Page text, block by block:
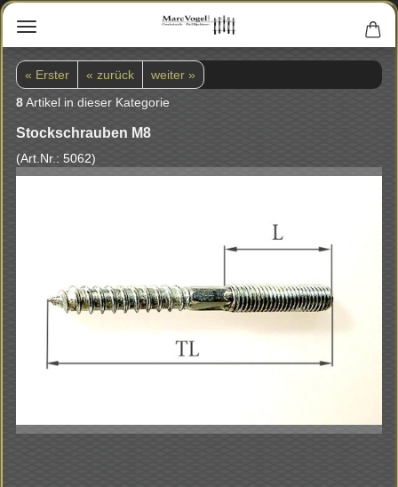
« Erster « zurück
weiter »
8Artikel in dieser Kategorie
Stock­schrau­ben M8
(Art.Nr.: 5062)